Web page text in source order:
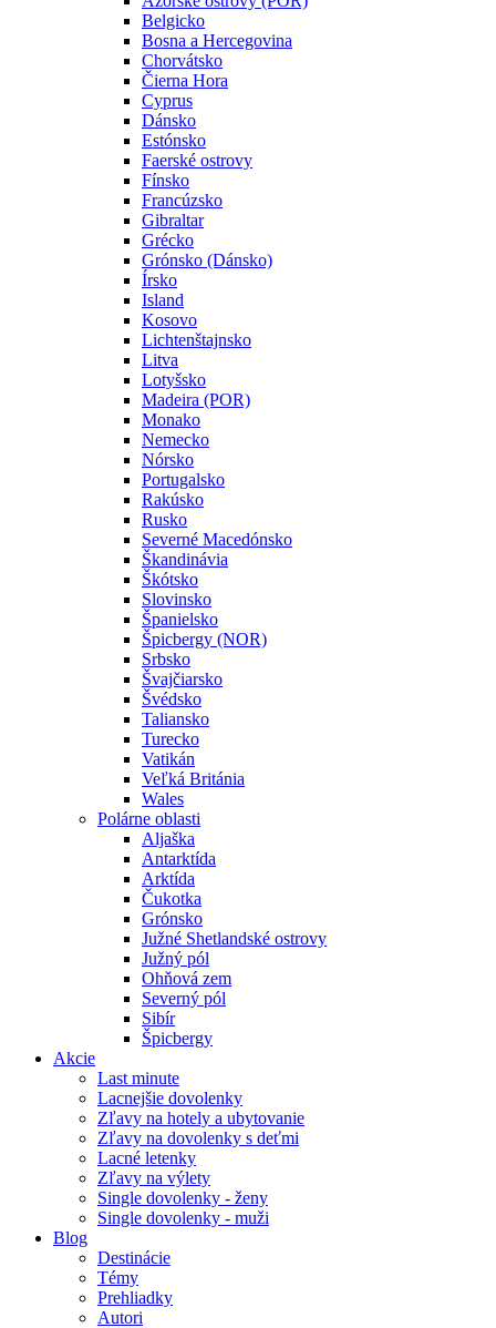
Belgicko
Bosna a Hercegovina
Chorvátsko
Čierna Hora
Cyprus
Dánsko
Estónsko
Faerské ostrovy
Fínsko
Francúzsko
Gibraltar
Grécko
Grónsko (Dánsko)
Írsko
Island
Kosovo
Lichtenštajnsko
Litva
Lotyšsko
Madeira (POR)
Monako
Nemecko
Nórsko
Portugalsko
Rakúsko
Rusko
Severné Macedónsko
Škandinávia
Škótsko
Slovinsko
Španielsko
Špicbergy (NOR)
Srbsko
Švajčiarsko
Švédsko
Taliansko
Turecko
Vatikán
Veľká Británia
Wales
Polárne oblasti
Aljaška
Antarktída
Arktída
Čukotka
Grónsko
Južné Shetlandské ostrovy
Južný pól
Ohňová zem
Severný pól
Sibír
Špicbergy
Akcie
Last minute
Lacnejšie dovolenky
Zľavy na hotely a ubytovanie
Zľavy na dovolenky s deťmi
Lacné letenky
Zľavy na výlety
Single dovolenky - ženy
Single dovolenky - muži
Blog
Destinácie
Témy
Prehliadky
Autori